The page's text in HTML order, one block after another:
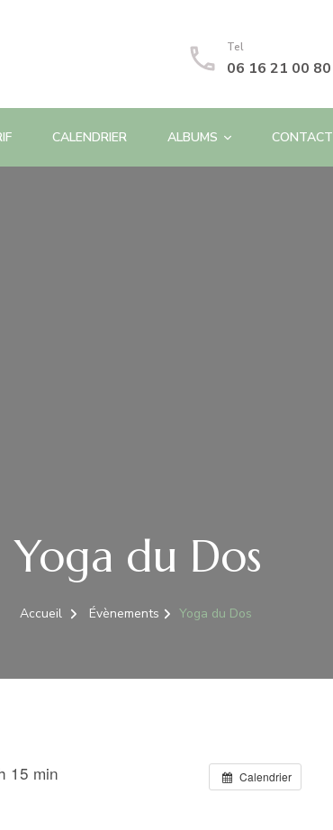
Tel
06 16 21 00 80
CALENDRIER ALBUMS CONTACT
Yoga du Dos
Accueil Évènements Yoga du Dos
Calendrier
15 min